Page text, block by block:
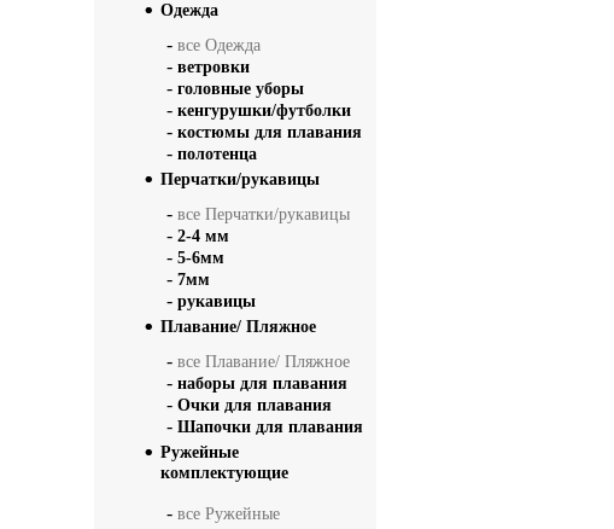
Одежда
- все Одежда
- ветровки
- головные уборы
- кенгурушки/футболки
- костюмы для плавания
- полотенца
Перчатки/рукавицы
- все Перчатки/рукавицы
- 2-4 мм
- 5-6мм
- 7мм
- рукавицы
Плавание/ Пляжное
- все Плавание/ Пляжное
- наборы для плавания
- Очки для плавания
- Шапочки для плавания
Ружейные
комплектующие
- все Ружейные